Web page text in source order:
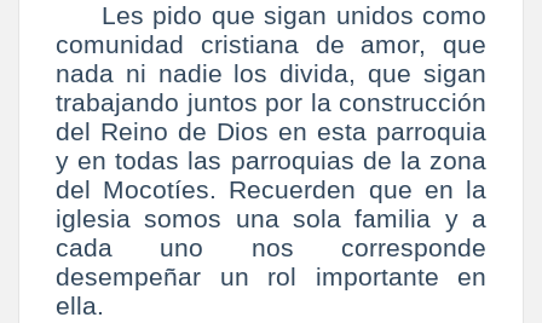
Les pido que sigan unidos como
comunidad cristiana de amor, que
nada ni nadie los divida, que sigan
trabajando juntos por la construcción
del Reino de Dios en esta parroquia
y en todas las parroquias de la zona
del Mocotíes. Recuerden que en la
iglesia somos una sola familia y a
cada uno nos corresponde
desempeñar un rol importante en
ella.